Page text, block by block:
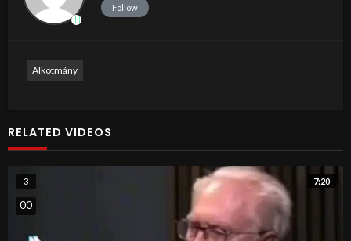
Follow
Alkotmány
RELATED VIDEOS
7:20
3
00